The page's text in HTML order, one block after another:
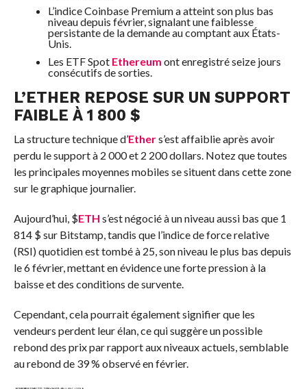
L’indice Coinbase Premium a atteint son plus bas
niveau depuis février, signalant une faiblesse
persistante de la demande au comptant aux États-
Unis.
Les ETF Spot Ethereum ont enregistré seize jours
consécutifs de sorties.
L’ETHER REPOSE SUR UN SUPPORT
FAIBLE À 1 800 $
La structure technique d’Ethers’est affaiblie après avoir
perdu le support à 2 000 et 2 200 dollars. Notez que toutes
les principales moyennes mobiles se situent dans cette zone
sur le graphique journalier.
Aujourd’hui, $ETH s’est négocié à un niveau aussi bas que 1
814 $ sur Bitstamp, tandis que l’indice de force relative
(RSI) quotidien est tombé à 25, son niveau le plus bas depuis
le 6 février, mettant en évidence une forte pression à la
baisse et des conditions de survente.
Cependant, cela pourrait également signifier que les
vendeurs perdent leur élan, ce qui suggère un possible
rebond des prix par rapport aux niveaux actuels, semblable
au rebond de 39 % observé en février.